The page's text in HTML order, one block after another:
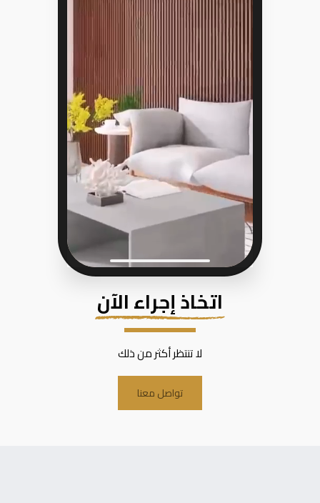
اتخاذ إجراء الآن
لا تنتظر أكثر من ذلك
تواصل معنا